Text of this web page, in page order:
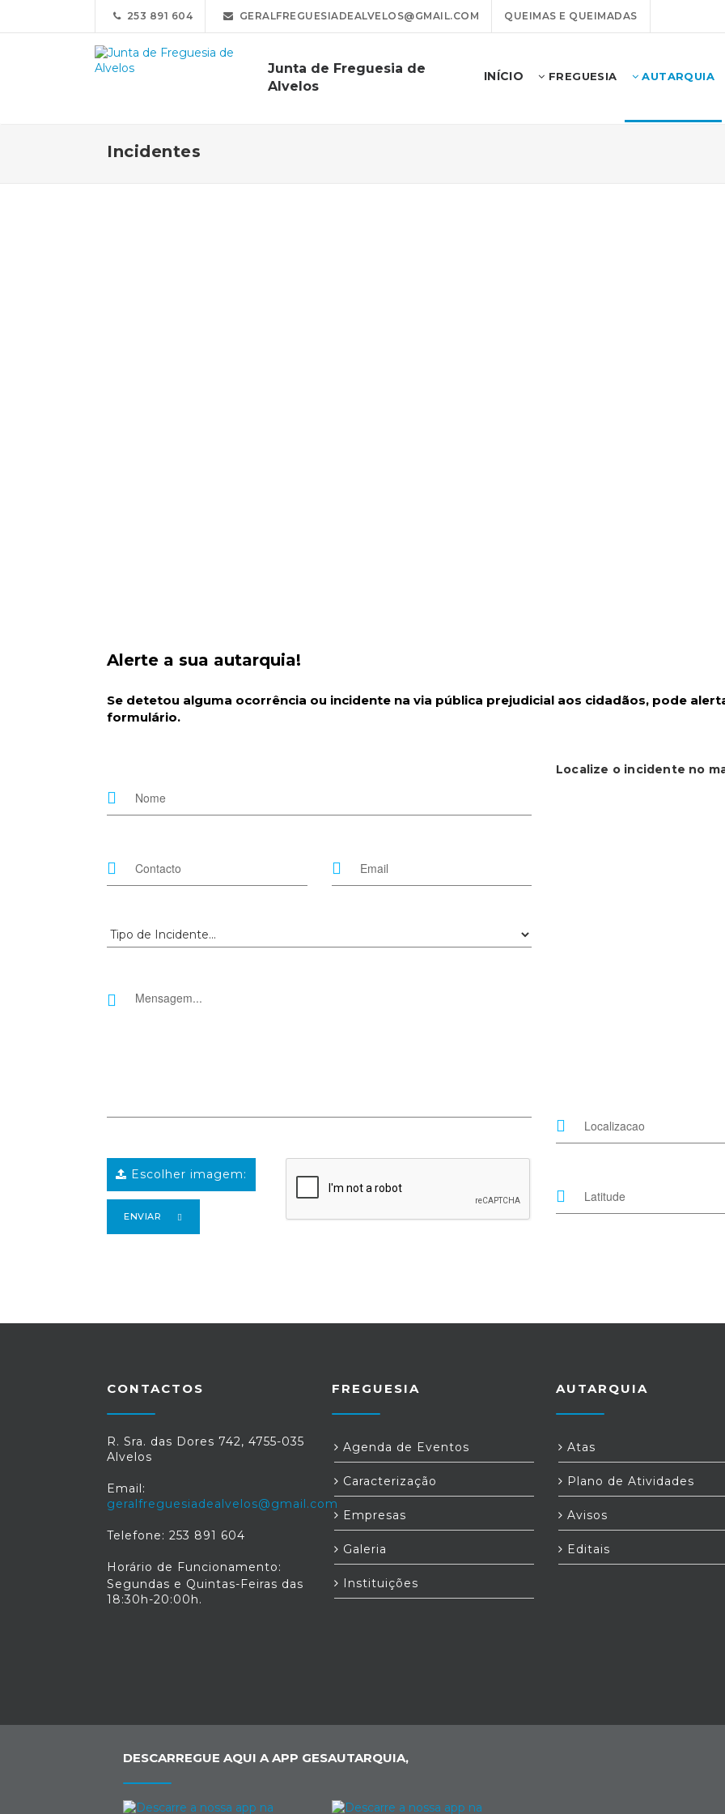
253 891 604 GERALFREGUESIADEALVELOS@GMAIL.COM QUEIMAS E QUEIMADAS
Junta de Freguesia de
Alvelos
INÍCIO FREGUESIA AUTARQUIA
Incidentes
Alerte a sua autarquia!
Se detetou alguma ocorrência ou incidente na via pública prejudicial aos cidadãos, pode
formulário.
Escolher imagem:
ENVIAR
Localize o incidente no
CONTACTOS
R. Sra. das Dores 742, 4755-035
Alvelos
Email:
geralfreguesiadealvelos@gmail.com
Telefone: 253 891 604
Horário de Funcionamento:
Segundas e Quintas-Feiras das
18:30h-20:00h.
FREGUESIA
Agenda de Eventos
Caracterização
Empresas
Galeria
Instituições
AUTARQUIA
Atas
Plano de Atividades
Avisos
Editais
DESCARREGUE AQUI A APP GESAUTARQUIA,